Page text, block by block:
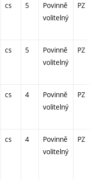
cs 5
Povinně
volitelný
PZ
cs 5
Povinně
volitelný
PZ
cs 4
Povinně
volitelný
PZ
cs 4
Povinně
volitelný
PZ